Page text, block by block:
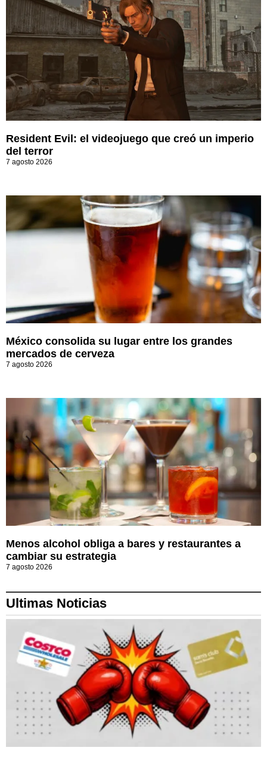
Resident Evil: el videojuego que creó un imperio
del terror
7 agosto 2026
México consolida su lugar entre los grandes
mercados de cerveza
7 agosto 2026
Menos alcohol obliga a bares y restaurantes a
cambiar su estrategia
7 agosto 2026
Ultimas Noticias